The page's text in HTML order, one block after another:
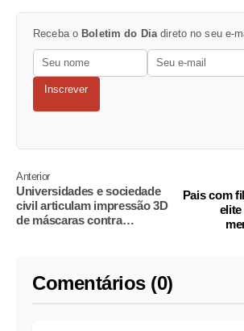
Receba o Boletim do Diadireto no seu e-
Inscrever
Anterior
Universidades e sociedade
civil articulam impressão 3D
de máscaras contra
Pais com
Comentários (0)